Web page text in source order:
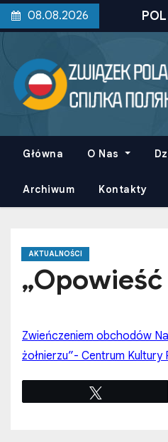
k
e
08.08.2026
Główna O Nas
Archiwum Kontakty
AKTUALNOŚCI
Zwieńczeniem obchodów
żołnierzu”- Centrum